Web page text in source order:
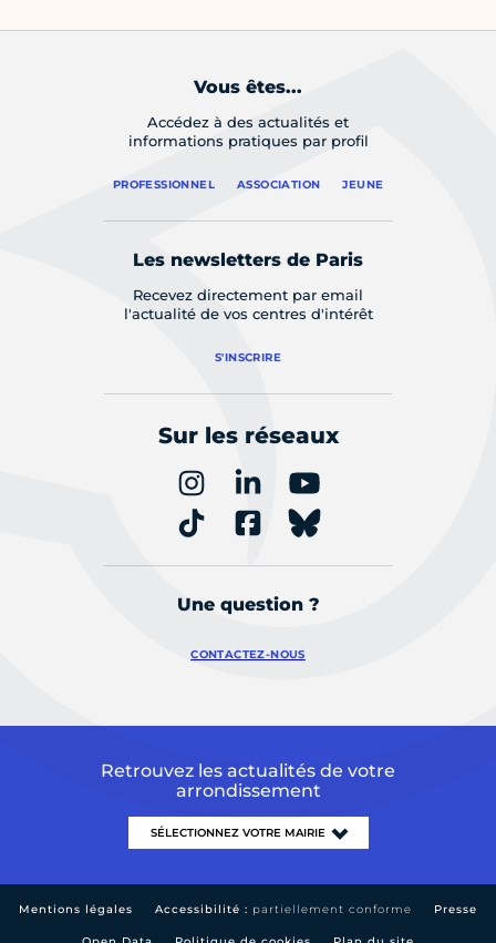
Vous êtes...
Accédez à des actualités et
informations pratiques par profil
PROFESSIONNEL ASSOCIATION JEUNE
Les newsletters de Paris
Recevez directement par email
l'actualité de vos centres d'intérêt
S'INSCRIRE
Sur les réseaux
Une question ?
CONTACTEZ-NOUS
Retrouvez les actualités de votre
arrondissement
Mentions légales Accessibilité : partiellement conforme Presse